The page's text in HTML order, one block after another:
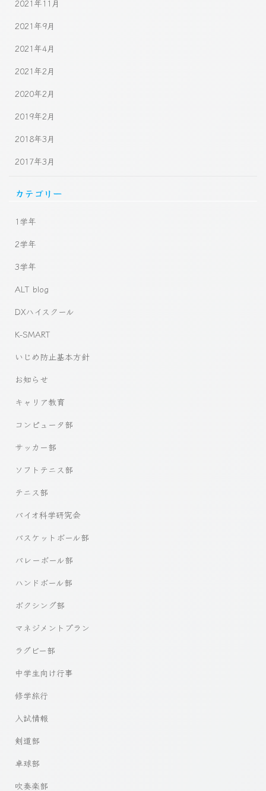
2021年11月
2021年9月
2021年4月
2021年2月
2020年2月
2019年2月
2018年3月
2017年3月
カテゴリー
1学年
2学年
3学年
ALT blog
DXハイスクール
K-SMART
いじめ防止基本方針
お知らせ
キャリア教育
コンピュータ部
サッカー部
ソフトテニス部
テニス部
バイオ科学研究会
バスケットボール部
バレーボール部
ハンドボール部
ボクシング部
マネジメントプラン
ラグビー部
中学生向け行事
修学旅行
入試情報
剣道部
卓球部
吹奏楽部